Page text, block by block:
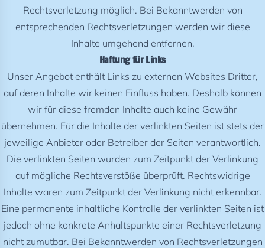
Rechtsverletzung möglich. Bei Bekanntwerden von
entsprechenden Rechtsverletzungen werden wir diese
Inhalte umgehend entfernen.
Haftung für Links
Unser Angebot enthält Links zu externen Websites Dritter,
auf deren Inhalte wir keinen Einfluss haben. Deshalb können
wir für diese fremden Inhalte auch keine Gewähr
übernehmen. Für die Inhalte der verlinkten Seiten ist stets der
jeweilige Anbieter oder Betreiber der Seiten verantwortlich.
Die verlinkten Seiten wurden zum Zeitpunkt der Verlinkung
auf mögliche Rechtsverstöße überprüft. Rechtswidrige
Inhalte waren zum Zeitpunkt der Verlinkung nicht erkennbar.
Eine permanente inhaltliche Kontrolle der verlinkten Seiten ist
jedoch ohne konkrete Anhaltspunkte einer Rechtsverletzung
nicht zumutbar. Bei Bekanntwerden von Rechtsverletzungen